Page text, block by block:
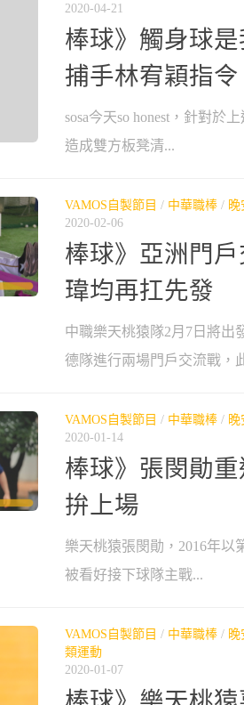
2020-04-21
棒球》觸身球
捕手林宥穎指令
sosa今天so honest，針對於
造成雙方板凳清...
VAMOS自製節目 / 中華職棒 / 晚
2020-02-06
棒球》亞洲門
瑋均再扛先發
中職樂天桃猿隊2月7日將出
德隊進行兩場門戶交流戰，
VAMOS自製節目 / 中華職棒 / 晚
2020-01-14
棒球》張閔勛
拚上場
樂天桃猿張閔勛，2016年以
被看好接下球隊主戰...
VAMOS自製節目 / 中華職棒 / 晚
類運動
2020-01-07